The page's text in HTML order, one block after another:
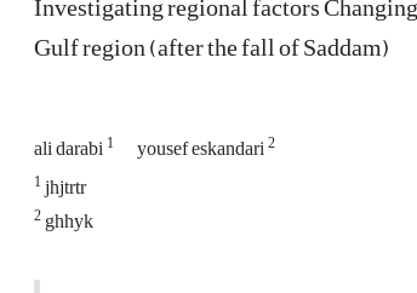
Gulf region (after the fall of Saddam)
ali darabi1 yousef eskandari2
1jhjtrtr
2ghhyk